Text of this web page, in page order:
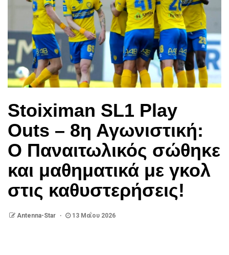
Stoiximan SL1 Play
Outs – 8η Αγωνιστική:
Ο Παναιτωλικός σώθηκε
και μαθηματικά με γκολ
στις καθυστερήσεις!
Antenna-Star 13 Μαΐου 2026